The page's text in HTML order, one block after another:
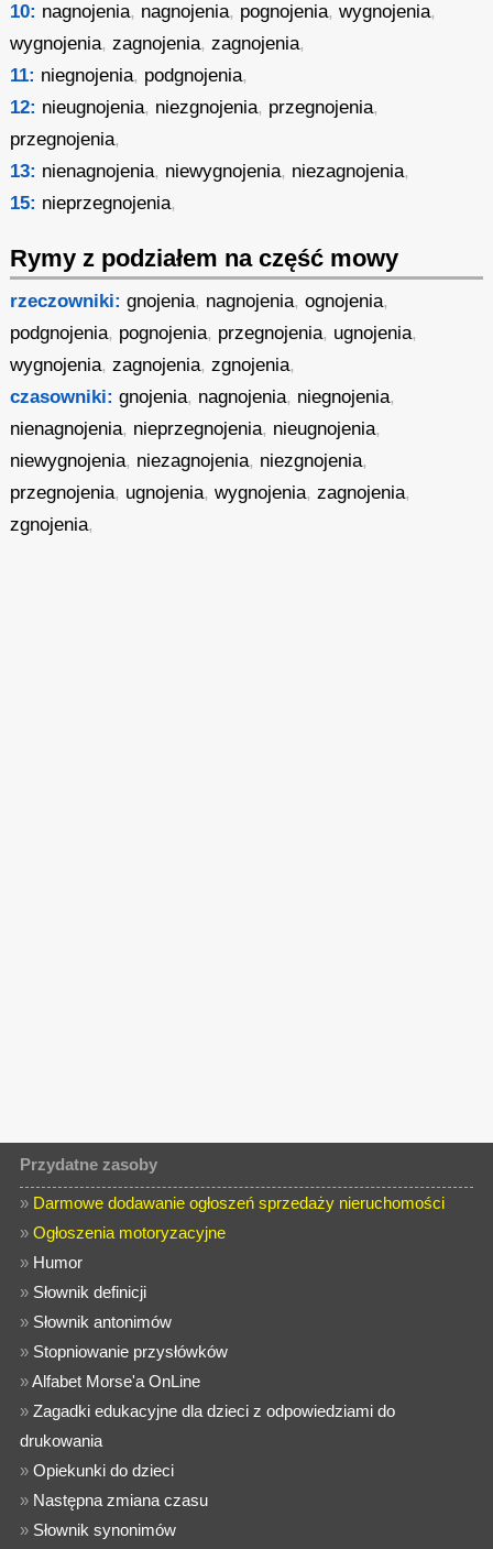
10: nagnojenia, nagnojenia, pognojenia,wygnojenia,
wygnojenia,zagnojenia,zagnojenia,
11: niegnojenia, podgnojenia,
12: nieugnojenia, niezgnojenia, przegnojenia,
przegnojenia,
13: nienagnojenia, niewygnojenia, niezagnojenia,
15: nieprzegnojenia,
Rymy z podziałem na część mowy
rzeczowniki: gnojenia, nagnojenia,ognojenia,
podgnojenia, pognojenia, przegnojenia, ugnojenia,
wygnojenia,zagnojenia,zgnojenia,
czasowniki: gnojenia, nagnojenia, niegnojenia,
nienagnojenia, nieprzegnojenia, nieugnojenia,
niewygnojenia, niezagnojenia, niezgnojenia,
przegnojenia, ugnojenia,wygnojenia,zagnojenia,
zgnojenia,
Przydatne zasoby
» Darmowe dodawanie ogłoszeń sprzedaży nieruchomości
»Ogłoszenia motoryzacyjne
» Humor
» Słownik definicji
» Słownik antonimów
» Stopniowanie przysłówków
»Alfabet Morse'a OnLine
»Zagadki edukacyjne dla dzieci z odpowiedziami do
drukowania
»Opiekunki do dzieci
» Następna zmiana czasu
» Słownik synonimów